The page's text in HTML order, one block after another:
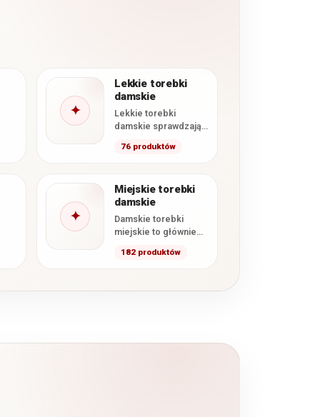
✦
Lekkie torebki
damskie
Lekkie torebki
damskie sprawdzają
podczas spacerów,
76 produktów
✦
Miejskie torebki
damskie
Damskie torebki
miejskie to głównie
wygodne modele z
182 produktów